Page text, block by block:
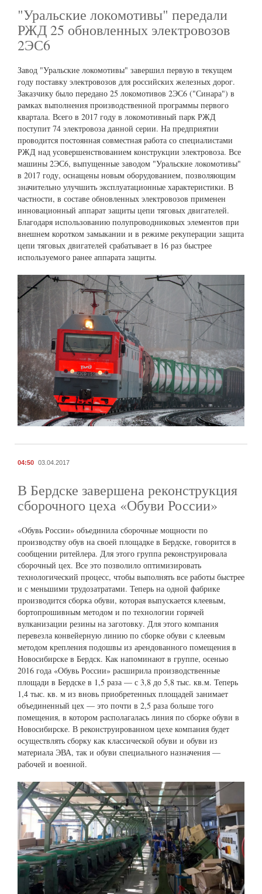
"Уральские локомотивы" передали
РЖД 25 обновленных электровозов
2ЭС6
Завод "Уральские локомотивы" завершил первую в текущем
году поставку электровозов для российских железных дорог.
Заказчику было передано 25 локомотивов 2ЭС6 ("Синара") в
рамках выполнения производственной программы первого
квартала. Всего в 2017 году в локомотивный парк РЖД
поступит 74 электровоза данной серии. На предприятии
проводится постоянная совместная работа со специалистами
РЖД над усовершенствованием конструкции электровоза. Все
машины 2ЭС6, выпущенные заводом "Уральские локомотивы"
в 2017 году, оснащены новым оборудованием, позволяющим
значительно улучшить эксплуатационные характеристики. В
частности, в составе обновленных электровозов применен
инновационный аппарат защиты цепи тяговых двигателей.
Благодаря использованию полупроводниковых элементов при
внешнем коротком замыкании и в режиме рекуперации защита
цепи тяговых двигателей срабатывает в 16 раз быстрее
используемого ранее аппарата защиты.
04:50 03.04.2017
В Бердске завершена реконструкция
сборочного цеха «Обуви России»
«Обувь России» объединила сборочные мощности по
производству обув на своей площадке в Бердске, говорится в
сообщении ритейлера. Для этого группа реконструировала
сборочный цех. Все это позволило оптимизировать
технологический процесс, чтобы выполнять все работы быстрее
и с меньшими трудозатратами. Теперь на одной фабрике
производится сборка обуви, которая выпускается клеевым,
бортопрошивным методом и по технологии горячей
вулканизации резины на заготовку. Для этого компания
перевезла конвейерную линию по сборке обуви с клеевым
методом крепления подошвы из арендованного помещения в
Новосибирске в Бердск. Как напоминают в группе, осенью
2016 года «Обувь России» расширила производственные
площади в Бердске в 1,5 раза — с 3,8 до 5,8 тыс. кв.м. Теперь
1,4 тыс. кв. м из вновь приобретенных площадей занимает
объединенный цех — это почти в 2,5 раза больше того
помещения, в котором располагалась линия по сборке обуви в
Новосибирске. В реконструированном цехе компания будет
осуществлять сборку как классической обуви и обуви из
материала ЭВА, так и обуви специального назначения —
рабочей и военной.